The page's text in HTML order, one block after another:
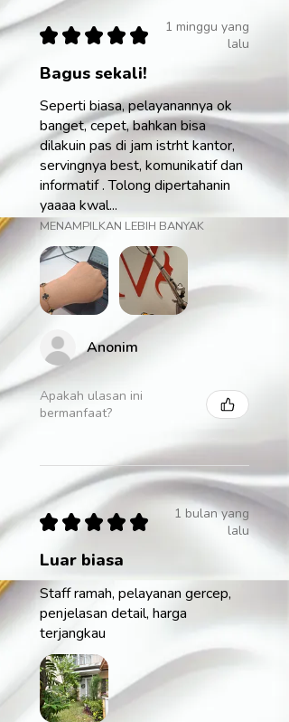
★ ★ ★ ★ ★
1 minggu yang
lalu
Bagus sekali!
Seperti biasa, pelayanannya ok
banget, cepet, bahkan bisa
dilakuin pas di jam istrht kantor,
servingnya best, komunikatif dan
informatif . Tolong dipertahanin
yaaaa kwal...
MENAMPILKAN LEBIH BANYAK
Anonim
Apakah ulasan ini
bermanfaat?
★ ★ ★ ★ ★
1 bulan yang
lalu
Luar biasa
Staff ramah, pelayanan gercep,
penjelasan detail, harga
terjangkau